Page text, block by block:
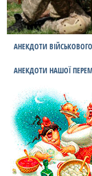
АНЕКДОТИ
АНЕКДОТИ НАШОЇ